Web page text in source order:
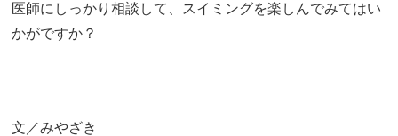
医師にしっかり相談して、スイミングを楽しんでみてはい
かがですか？
文／みやざき